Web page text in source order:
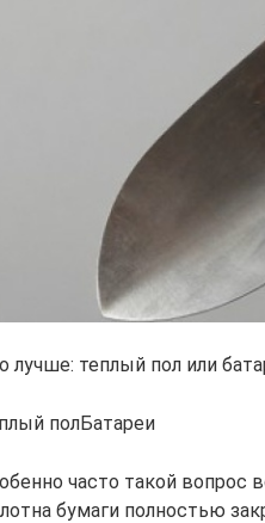
лучше: теплый пол или
полБатареи
часто такой вопрос
бумаги полностью